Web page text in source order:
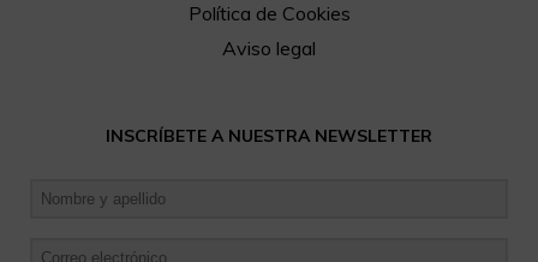
Política de Cookies
Aviso legal
INSCRÍBETE A NUESTRA NEWSLETTER